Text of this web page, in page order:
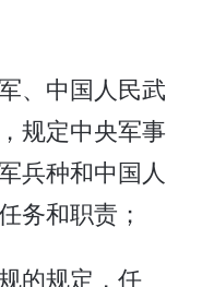
、中国人民武
规定中央军事
兵种和中国人
务和职责；
的规定，任